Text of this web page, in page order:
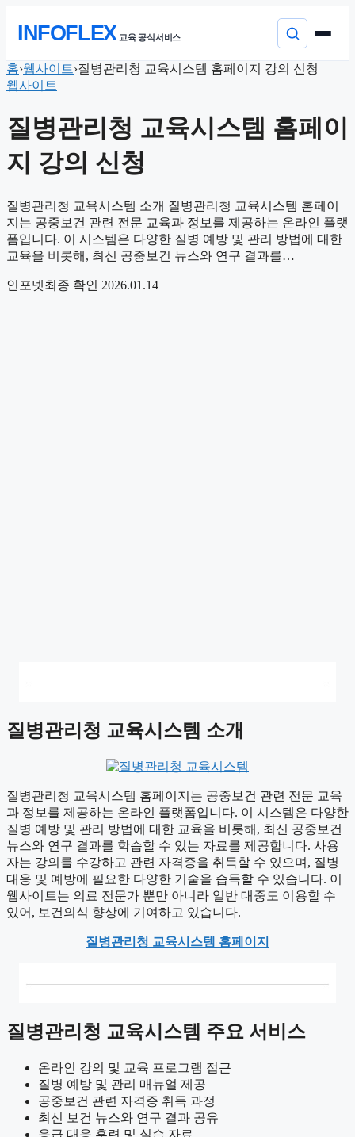
로
이
동
INFOFLEX 교육 공식서비스
컨
텐
로
건
너
뛰
홈›웹사이트›질병관리청 교육시스템 홈페이지 강의 신청
웹사이트
질병관리청 교육시스템 홈페이
지 강의 신청
질병관리청 교육시스템 소개 질병관리청 교육시스템 홈페이
지는 공중보건 관련 전문 교육과 정보를 제공하는 온라인 플랫
폼입니다. 이 시스템은 다양한 질병 예방 및 관리 방법에 대한
교육을 비롯해, 최신 공중보건 뉴스와 연구 결과를…
인포넷최종 확인 2026.01.14
질병관리청 교육시스템 소개
질병관리청 교육시스템 홈페이지는 공중보건 관련 전문 교육
과 정보를 제공하는 온라인 플랫폼입니다. 이 시스템은 다양한
질병 예방 및 관리 방법에 대한 교육을 비롯해, 최신 공중보건
뉴스와 연구 결과를 학습할 수 있는 자료를 제공합니다. 사용
자는 강의를 수강하고 관련 자격증을 취득할 수 있으며, 질병
대응 및 예방에 필요한 다양한 기술을 습득할 수 있습니다. 이
웹사이트는 의료 전문가 뿐만 아니라 일반 대중도 이용할 수
있어, 보건의식 향상에 기여하고 있습니다.
질병관리청 교육시스템 홈페이지
질병관리청 교육시스템 주요 서비스
온라인 강의 및 교육 프로그램 접근
질병 예방 및 관리 매뉴얼 제공
공중보건 관련 자격증 취득 과정
최신 보건 뉴스와 연구 결과 공유
응급 대응 훈련 및 실습 자료